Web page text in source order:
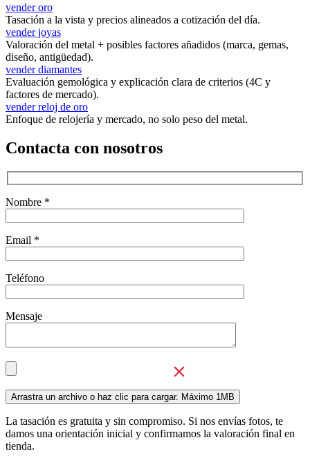
vender oro
Tasación a la vista y precios alineados a cotización del día.
vender joyas
Valoración del metal + posibles factores añadidos (marca, gemas,
diseño, antigüedad).
vender diamantes
Evaluación gemológica y explicación clara de criterios (4C y
factores de mercado).
vender reloj de oro
Enfoque de relojería y mercado, no solo peso del metal.
Contacta con nosotros
Nombre *
Email *
Teléfono
Mensaje
La tasación es gratuita y sin compromiso. Si nos envías fotos, te
damos una orientación inicial y confirmamos la valoración final en
tienda.